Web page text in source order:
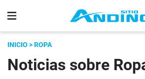
INICIO > ROPA
Noticias sobre